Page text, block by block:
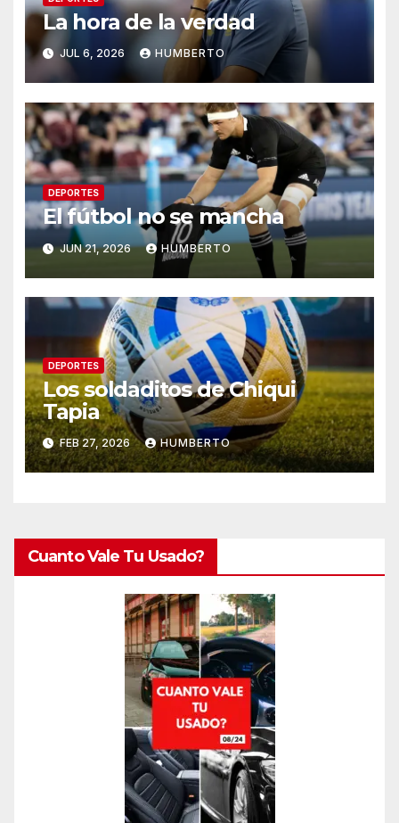
La hora de la verdad
JUL 6, 2026 HUMBERTO
DEPORTES
El fútbol no se mancha
JUN 21, 2026 HUMBERTO
DEPORTES
Los soldaditos de Chiqui
Tapia
FEB 27, 2026 HUMBERTO
Cuanto Vale Tu Usado?